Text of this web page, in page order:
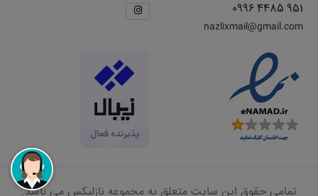
951 4485 0996
nazlixmail@gmail.com
تمامی حقوق این سایت متعلق به مجموعه نازلیکس می باشد.